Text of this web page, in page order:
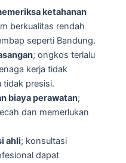
ketahanan
berkualitas rendah
seperti Bandung.
; ongkos terlalu
kerja tidak
tidak presisi.
biaya perawatan;
dan memerlukan
ahli; konsultasi
dapat